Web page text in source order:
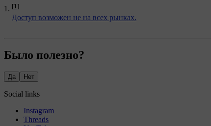
[1]
Доступ возможен не на всех рынках.
Было полезно?
Да Нет